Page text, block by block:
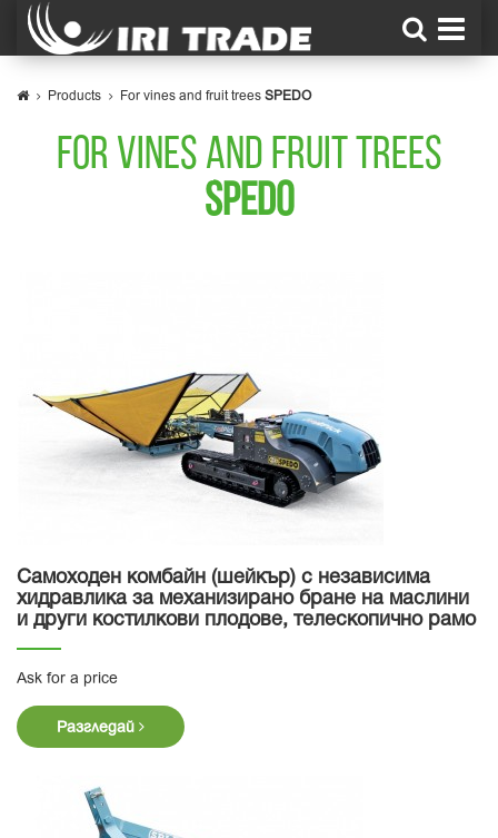
Products For vines and fruit trees SPEDO
FOR VINES AND FRUIT TREES
SPEDO
Самоходен комбайн (шейкър) с независима
хидравлика за механизирано бране на маслини
и други костилкови плодове, телескопично рамо
Ask for a price
Разгледай